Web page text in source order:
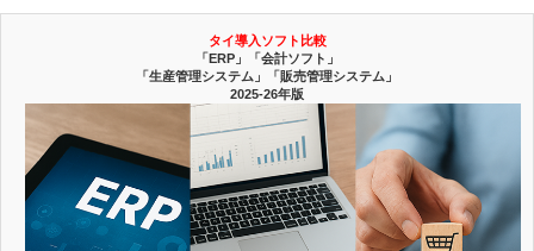
タイ導入ソフト比較
「ERP」「会計ソフト」
「生産管理システム」「販売管理システム」
2025-26年版